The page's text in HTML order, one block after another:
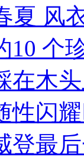
夏 风
10 个
在木
性闪
登最